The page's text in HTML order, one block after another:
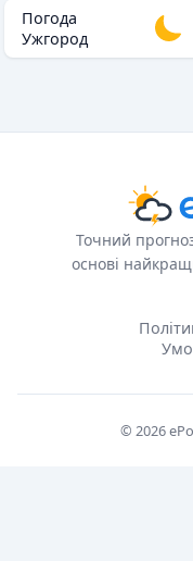
Погода
Ужгород
Точний
основі
© 2026